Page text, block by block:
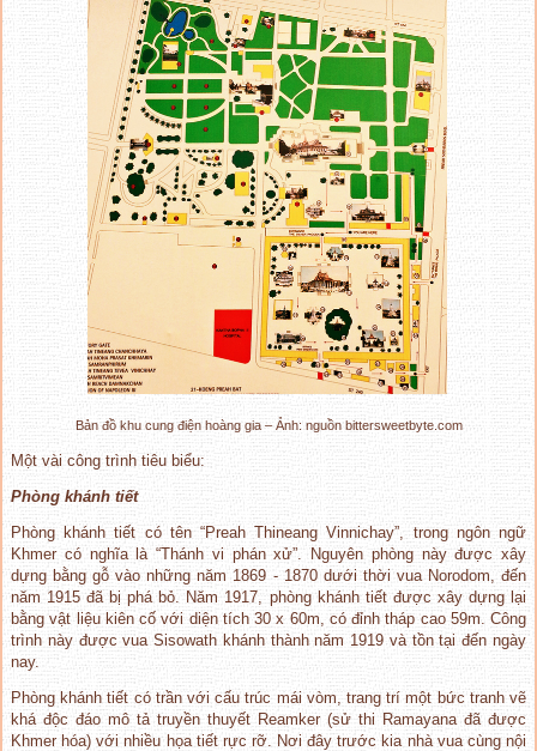
Bản đồ khu cung điện hoàng gia – Ảnh: nguồn bittersweetbyte.com
Một vài công trình tiêu biểu:
Phòng khánh tiết
Phòng khánh tiết có tên “Preah Thineang Vinnichay”, trong ngôn ngữ
Khmer có nghĩa là “Thánh vi phán xử”. Nguyên phòng này được xây
dựng bằng gỗ vào những năm 1869 - 1870 dưới thời vua Norodom, đến
năm 1915 đã bị phá bỏ. Năm 1917, phòng khánh tiết được xây dựng lại
bằng vật liệu kiên cố với diện tích 30 x 60m, có đỉnh tháp cao 59m. Công
trình này được vua Sisowath khánh thành năm 1919 và tồn tại đến ngày
nay.
Phòng khánh tiết có trần với cấu trúc mái vòm, trang trí một bức tranh vẽ
khá độc đáo mô tả truyền thuyết Reamker (sử thi Ramayana đã được
Khmer hóa) với nhiều họa tiết rực rỡ. Nơi đây trước kia nhà vua cùng nội